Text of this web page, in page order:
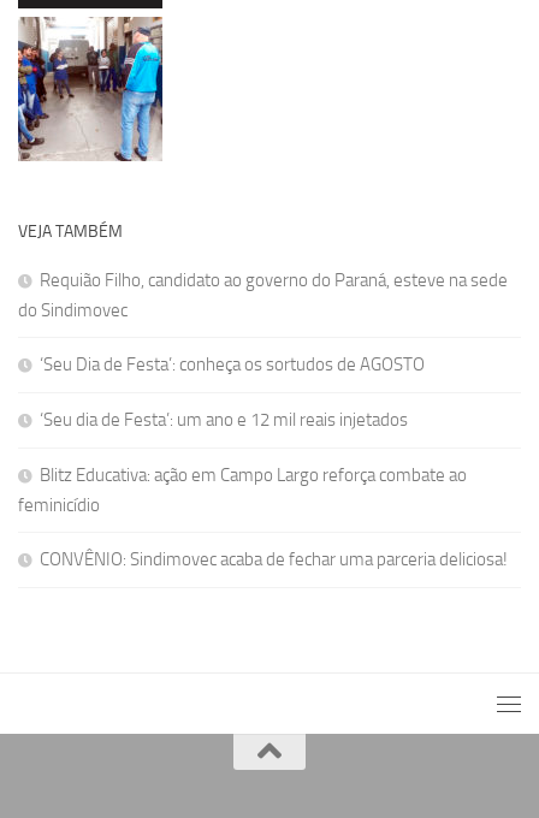
VEJA TAMBÉM
Requião Filho, candidato ao governo do Paraná, esteve na sede
do Sindimovec
‘Seu Dia de Festa’: conheça os sortudos de AGOSTO
‘Seu dia de Festa’: um ano e 12 mil reais injetados
Blitz Educativa: ação em Campo Largo reforça combate ao
feminicídio
CONVÊNIO: Sindimovec acaba de fechar uma parceria deliciosa!